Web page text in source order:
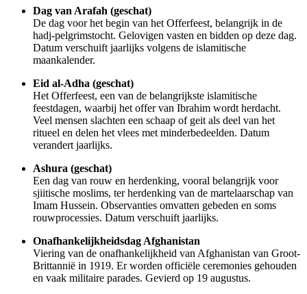
Dag van Arafah (geschat)
De dag voor het begin van het Offerfeest, belangrijk in de
hadj-pelgrimstocht. Gelovigen vasten en bidden op deze dag.
Datum verschuift jaarlijks volgens de islamitische
maankalender.
Eid al-Adha (geschat)
Het Offerfeest, een van de belangrijkste islamitische
feestdagen, waarbij het offer van Ibrahim wordt herdacht.
Veel mensen slachten een schaap of geit als deel van het
ritueel en delen het vlees met minderbedeelden. Datum
verandert jaarlijks.
Ashura (geschat)
Een dag van rouw en herdenking, vooral belangrijk voor
sjiitische moslims, ter herdenking van de martelaarschap van
Imam Hussein. Observanties omvatten gebeden en soms
rouwprocessies. Datum verschuift jaarlijks.
Onafhankelijkheidsdag Afghanistan
Viering van de onafhankelijkheid van Afghanistan van Groot-
Brittannië in 1919. Er worden officiële ceremonies gehouden
en vaak militaire parades. Gevierd op 19 augustus.